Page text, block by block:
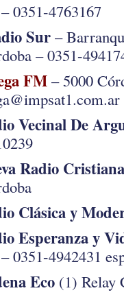
0351-4763167
Sur –
– 0351-
FM– 5000
Vecinal De
Radio Cristiana
Clásica y
Esperanza y
0351-4942431
Eco (1) Relay